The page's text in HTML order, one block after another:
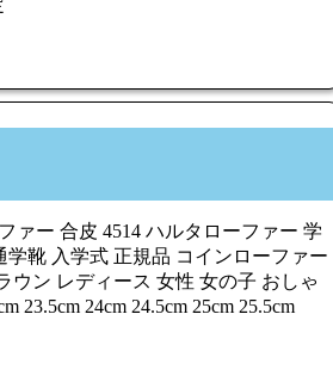
ァー 合皮 4514 ハルタローファー 学
靴 入学式 正規品 コインローファー
ウン レディース 女性 女の子 おしゃ
23.5cm 24cm 24.5cm 25cm 25.5cm